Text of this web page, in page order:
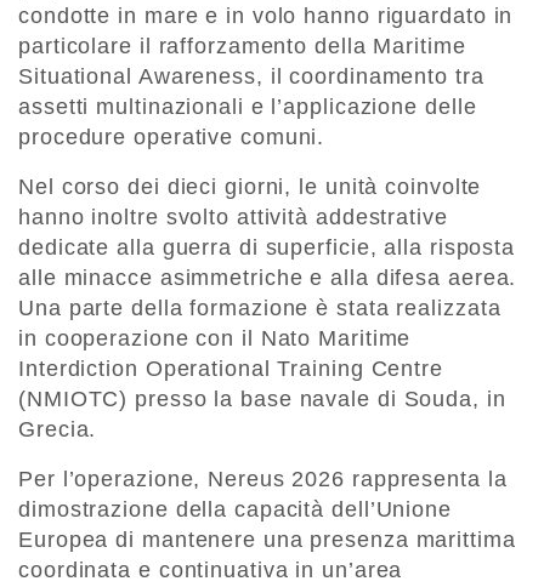
condotte in mare e in volo hanno riguardato in
particolare il rafforzamento della Maritime
Situational Awareness, il coordinamento tra
assetti multinazionali e l’applicazione delle
procedure operative comuni.
Nel corso dei dieci giorni, le unità coinvolte
hanno inoltre svolto attività addestrative
dedicate alla guerra di superficie, alla risposta
alle minacce asimmetriche e alla difesa aerea.
Una parte della formazione è stata realizzata
in cooperazione con il Nato Maritime
Interdiction Operational Training Centre
(NMIOTC) presso la base navale di Souda, in
Grecia.
Per l’operazione, Nereus 2026 rappresenta la
dimostrazione della capacità dell’Unione
Europea di mantenere una presenza marittima
coordinata e continuativa in un’area